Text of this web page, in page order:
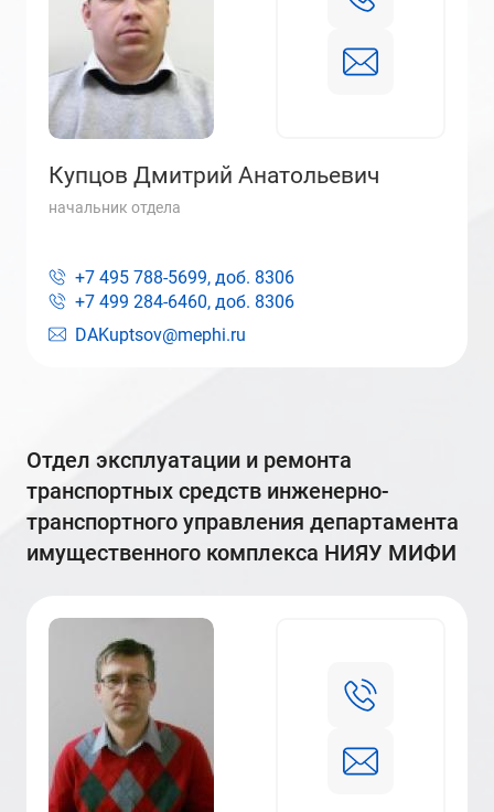
Купцов Дмитрий Анатольевич
начальник отдела
DAKuptsov@mephi.ru
+7 495 788-5699, доб. 8306
+7 499 284-6460, доб. 8306
отдел эксплуатации и ремонта
транспортных средств инженерно-
транспортного управления департамента
имущественного комплекса НИЯУ МИФИ